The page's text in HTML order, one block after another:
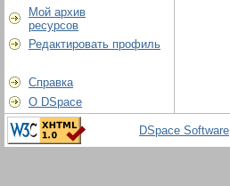
Мой архив
ресурсов
Редактировать профиль
Справка
О DSpace
DSpace Software